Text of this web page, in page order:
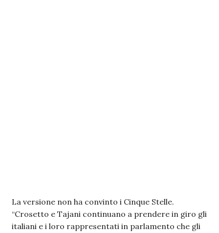
La versione non ha convinto i Cinque Stelle.
“Crosetto e Tajani continuano a prendere in giro gli
italiani e i loro rappresentati in parlamento che gli